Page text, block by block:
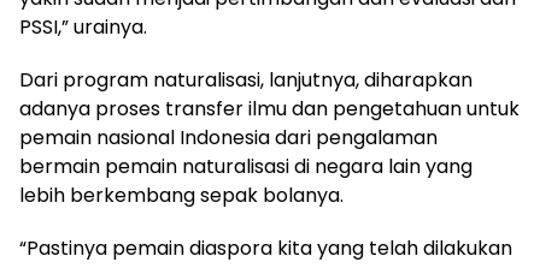
PSSI,” urainya.
Dari program naturalisasi, lanjutnya, diharapkan
adanya proses transfer ilmu dan pengetahuan untuk
pemain nasional Indonesia dari pengalaman
bermain pemain naturalisasi di negara lain yang
lebih berkembang sepak bolanya.
“Pastinya pemain diaspora kita yang telah dilakukan